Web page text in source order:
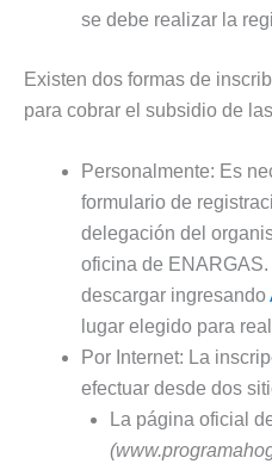
se debe realizar la
Existen dos formas de
para cobrar el subsidio de
Personalmente: Es
formulario de
delegación del
oficina de
descargar ingresando
lugar elegido para
Por Internet: La
efectuar desde dos
La página oficial